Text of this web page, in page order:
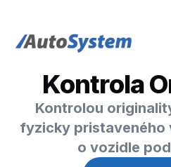
auto-system logo
Kontrola
Kontrolou
fyzicky pristaveného
o vozidle